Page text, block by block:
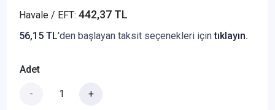
Havale / EFT: 442,37 TL
56,15 TL'den başlayan taksit seçenekleri içintıklayın.
Adet
- +